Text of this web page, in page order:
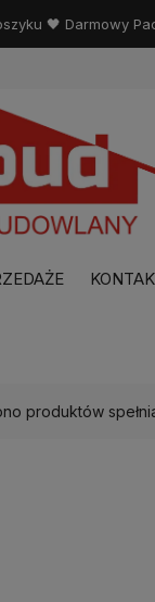
🖤 Darmowy
produktów